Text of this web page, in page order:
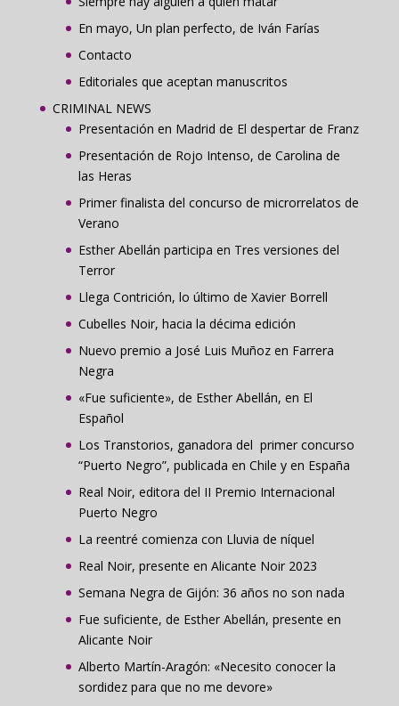
En mayo, Un plan perfecto, de Iván Farías
Contacto
Editoriales que aceptan manuscritos
CRIMINAL NEWS
Presentación en Madrid de El despertar de Franz
Presentación de Rojo Intenso, de Carolina de
las Heras
Primer finalista del concurso de microrrelatos de
Verano
Esther Abellán participa en Tres versiones del
Terror
Llega Contrición, lo último de Xavier Borrell
Cubelles Noir, hacia la décima edición
Nuevo premio a José Luis Muñoz en Farrera
Negra
«Fue suficiente», de Esther Abellán, en El
Español
Los Transtorios, ganadora del primer concurso
“Puerto Negro”, publicada en Chile y en España
Real Noir, editora del II Premio Internacional
Puerto Negro
La reentré comienza con Lluvia de níquel
Real Noir, presente en Alicante Noir 2023
Semana Negra de Gijón: 36 años no son nada
Fue suficiente, de Esther Abellán, presente en
Alicante Noir
Alberto Martín-Aragón: «Necesito conocer la
sordidez para que no me devore»